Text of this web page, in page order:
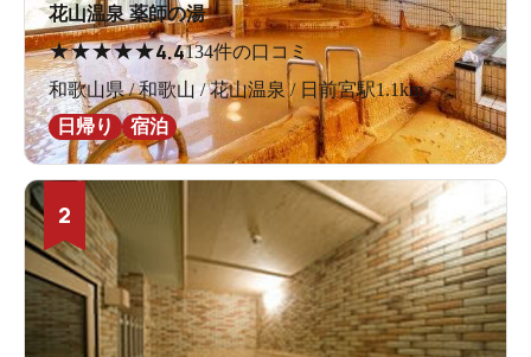
花山温泉 薬師の湯
★★★★★4.4134件の口コミ
和歌山県 / 和歌山 / 花山温泉 / 日前宮駅1.1km
日帰り
宿泊
2